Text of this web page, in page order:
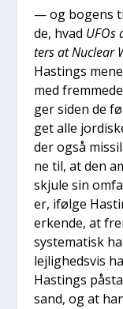
— og bogens
de, hvad UFOs
ters at Nuclear
Hastings
med
ger siden de
get alle
der også
ne til, at den
skju­le sin
er, iføl­ge
erken­de, at
syste­ma­tisk
lej­lig­heds­vis
Hastings
sand, og at